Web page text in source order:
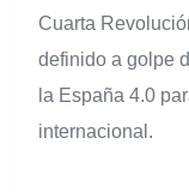
Cuarta
definido a golpe
la España 4.0
internacional.